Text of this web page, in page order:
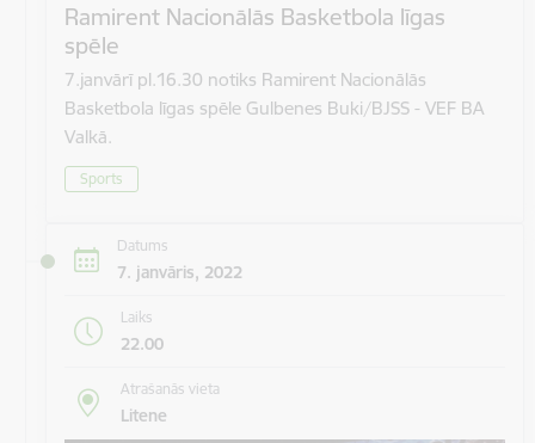
Ramirent Nacionālās Basketbola līgas
spēle
7.janvārī pl.16.30 notiks Ramirent Nacionālās
Basketbola līgas spēle Gulbenes Buki/BJSS - VEF BA
Valkā.
Sports
Datums
7. janvāris, 2022
Laiks
22.00
Atrašanās vieta
Litene